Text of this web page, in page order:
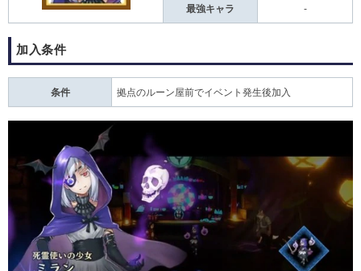
最強キャラ -
加入条件
条件 拠点のルーン屋前でイベント発生後加入